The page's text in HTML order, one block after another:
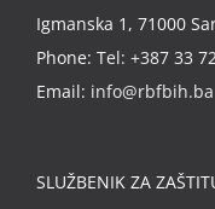
Igmanska 1, 71000
Phone: Tel: +387 33
Email: info@rbfbih.ba
SLUŽBENIK ZA